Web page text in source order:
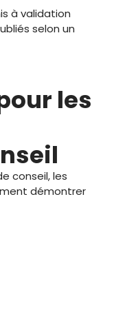
à validation
selon un
les
conseil, les
démontrer